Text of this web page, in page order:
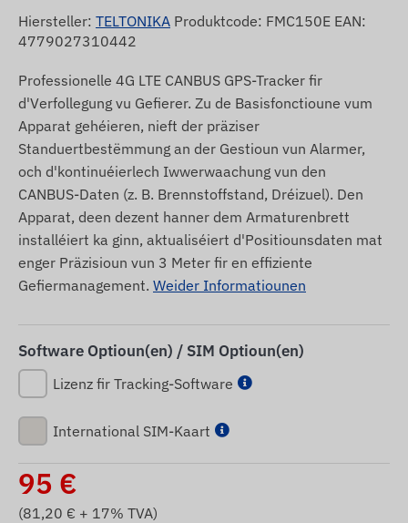
Hiersteller: TELTONIKA Produktcode: FMC150E EAN:
4779027310442
Professionelle 4G LTE CANBUS GPS-Tracker fir
d'Verfollegung vu Gefierer. Zu de Basisfonctioune vum
Apparat gehéieren, nieft der präziser
Standuertbestëmmung an der Gestioun vun Alarmer,
och d'kontinuéierlech Iwwerwaachung vun den
CANBUS-Daten (z. B. Brennstoffstand, Dréizuel). Den
Apparat, deen dezent hanner dem Armaturenbrett
installéiert ka ginn, aktualiséiert d'Positiounsdaten mat
enger Präzisioun vun 3 Meter fir en effiziente
Gefiermanagement. Weider Informatiounen
Software Optioun(en) / SIM Optioun(en)
Lizenz fir Tracking-Software
International SIM-Kaart
95 €
(81,20 € + 17% TVA)